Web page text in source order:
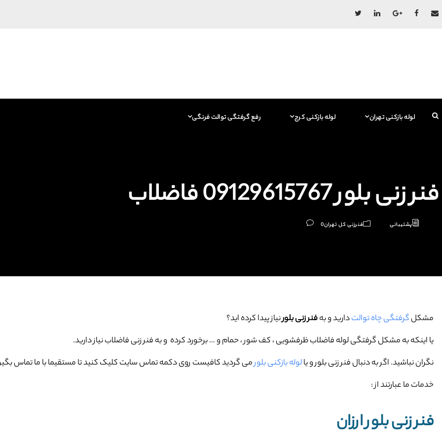
رفع گرفتگی توالت فرنگی لوله بازکنی کرج لوله بازکنی تهران
فنر زنی بلور 09129615767 فاضلاب
پشتیبانی فنرزنی کل تهران0
مشکلگرفتگی چاه توالتدارید و بهفنر زنی بلورنیاز پیدا کرده اید؟
یا اینکه به مشکل گرفتگی لوله فاضلاب ظرفشویی ، کف شور ، حمام و … برخورد کرده و به فنر زنی فاضلاب نیاز دارید.
نگران نباشید. اگر به دنبال فنر زنی بلور و یالوله بازکنی بلورمی گردید کافیست روی دکمه تماس سایت کلیک کنید تا مستقیما با ما تماس
خدمات ما عبارتند از :
فنر زنی بلور ارزان